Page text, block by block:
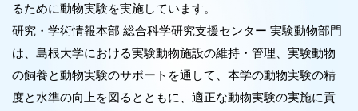
るために動物実験を実施しています。
研究・学術情報本部 総合科学研究支援センター 実験動物部門
は、島根大学における実験動物施設の維持・管理、実験動物
の飼養と動物実験のサポートを通して、本学の動物実験の精
度と水準の向上を図るとともに、適正な動物実験の実施に貢